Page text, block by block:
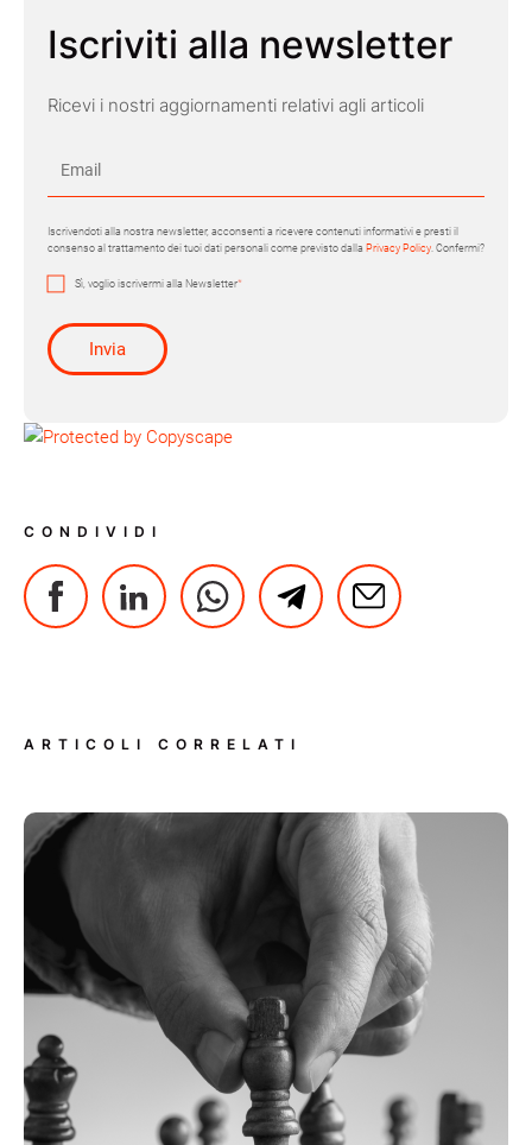
Iscriviti alla newsletter
Ricevi i nostri aggiornamenti relativi agli articoli
Iscrivendoti alla nostra newsletter, acconsenti a ricevere contenuti informativi e presti il
consenso al trattamento dei tuoi dati personali come previsto dalla Privacy Policy. Confermi?
Sì, voglio iscrivermi alla Newsletter*
CONDIVIDI
ARTICOLI CORRELATI